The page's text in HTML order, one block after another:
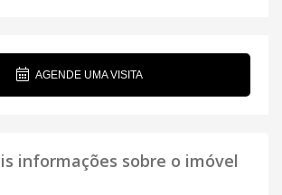
AGENDE UMA VISITA
informações sobre o imóvel